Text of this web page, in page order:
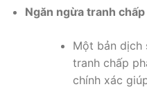
Ngăn ngừa tranh
Một bản dịch
tranh chấp
chính xác